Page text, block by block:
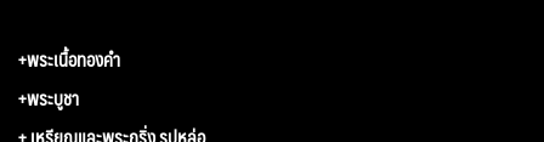
+พระเนื้อทองคำ
+พระบูชา